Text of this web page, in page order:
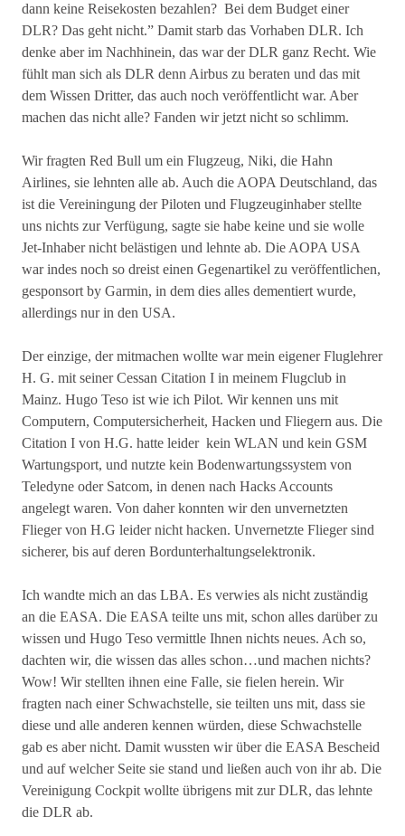
dann keine Reisekosten bezahlen? Bei dem Budget einer
DLR? Das geht nicht.” Damit starb das Vorhaben DLR. Ich
denke aber im Nachhinein, das war der DLR ganz Recht. Wie
fühlt man sich als DLR denn Airbus zu beraten und das mit
dem Wissen Dritter, das auch noch veröffentlicht war. Aber
machen das nicht alle? Fanden wir jetzt nicht so schlimm.
Wir fragten Red Bull um ein Flugzeug, Niki, die Hahn
Airlines, sie lehnten alle ab. Auch die AOPA Deutschland, das
ist die Vereiningung der Piloten und Flugzeuginhaber stellte
uns nichts zur Verfügung, sagte sie habe keine und sie wolle
Jet-Inhaber nicht belästigen und lehnte ab. Die AOPA USA
war indes noch so dreist einen Gegenartikel zu veröffentlichen,
gesponsort by Garmin, in dem dies alles dementiert wurde,
allerdings nur in den USA.
Der einzige, der mitmachen wollte war mein eigener Fluglehrer
H. G. mit seiner Cessan Citation I in meinem Flugclub in
Mainz. Hugo Teso ist wie ich Pilot. Wir kennen uns mit
Computern, Computersicherheit, Hacken und Fliegern aus. Die
Citation I von H.G. hatte leider kein WLAN und kein GSM
Wartungsport, und nutzte kein Bodenwartungssystem von
Teledyne oder Satcom, in denen nach Hacks Accounts
angelegt waren. Von daher konnten wir den unvernetzten
Flieger von H.G leider nicht hacken. Unvernetzte Flieger sind
sicherer, bis auf deren Bordunterhaltungselektronik.
Ich wandte mich an das LBA. Es verwies als nicht zuständig
an die EASA. Die EASA teilte uns mit, schon alles darüber zu
wissen und Hugo Teso vermittle Ihnen nichts neues. Ach so,
dachten wir, die wissen das alles schon…und machen nichts?
Wow! Wir stellten ihnen eine Falle, sie fielen herein. Wir
fragten nach einer Schwachstelle, sie teilten uns mit, dass sie
diese und alle anderen kennen würden, diese Schwachstelle
gab es aber nicht. Damit wussten wir über die EASA Bescheid
und auf welcher Seite sie stand und ließen auch von ihr ab. Die
Vereinigung Cockpit wollte übrigens mit zur DLR, das lehnte
die DLR ab.